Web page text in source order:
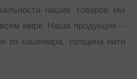
наших товаров мы
мире. Наша продукция --
из кашемира, толщина нити